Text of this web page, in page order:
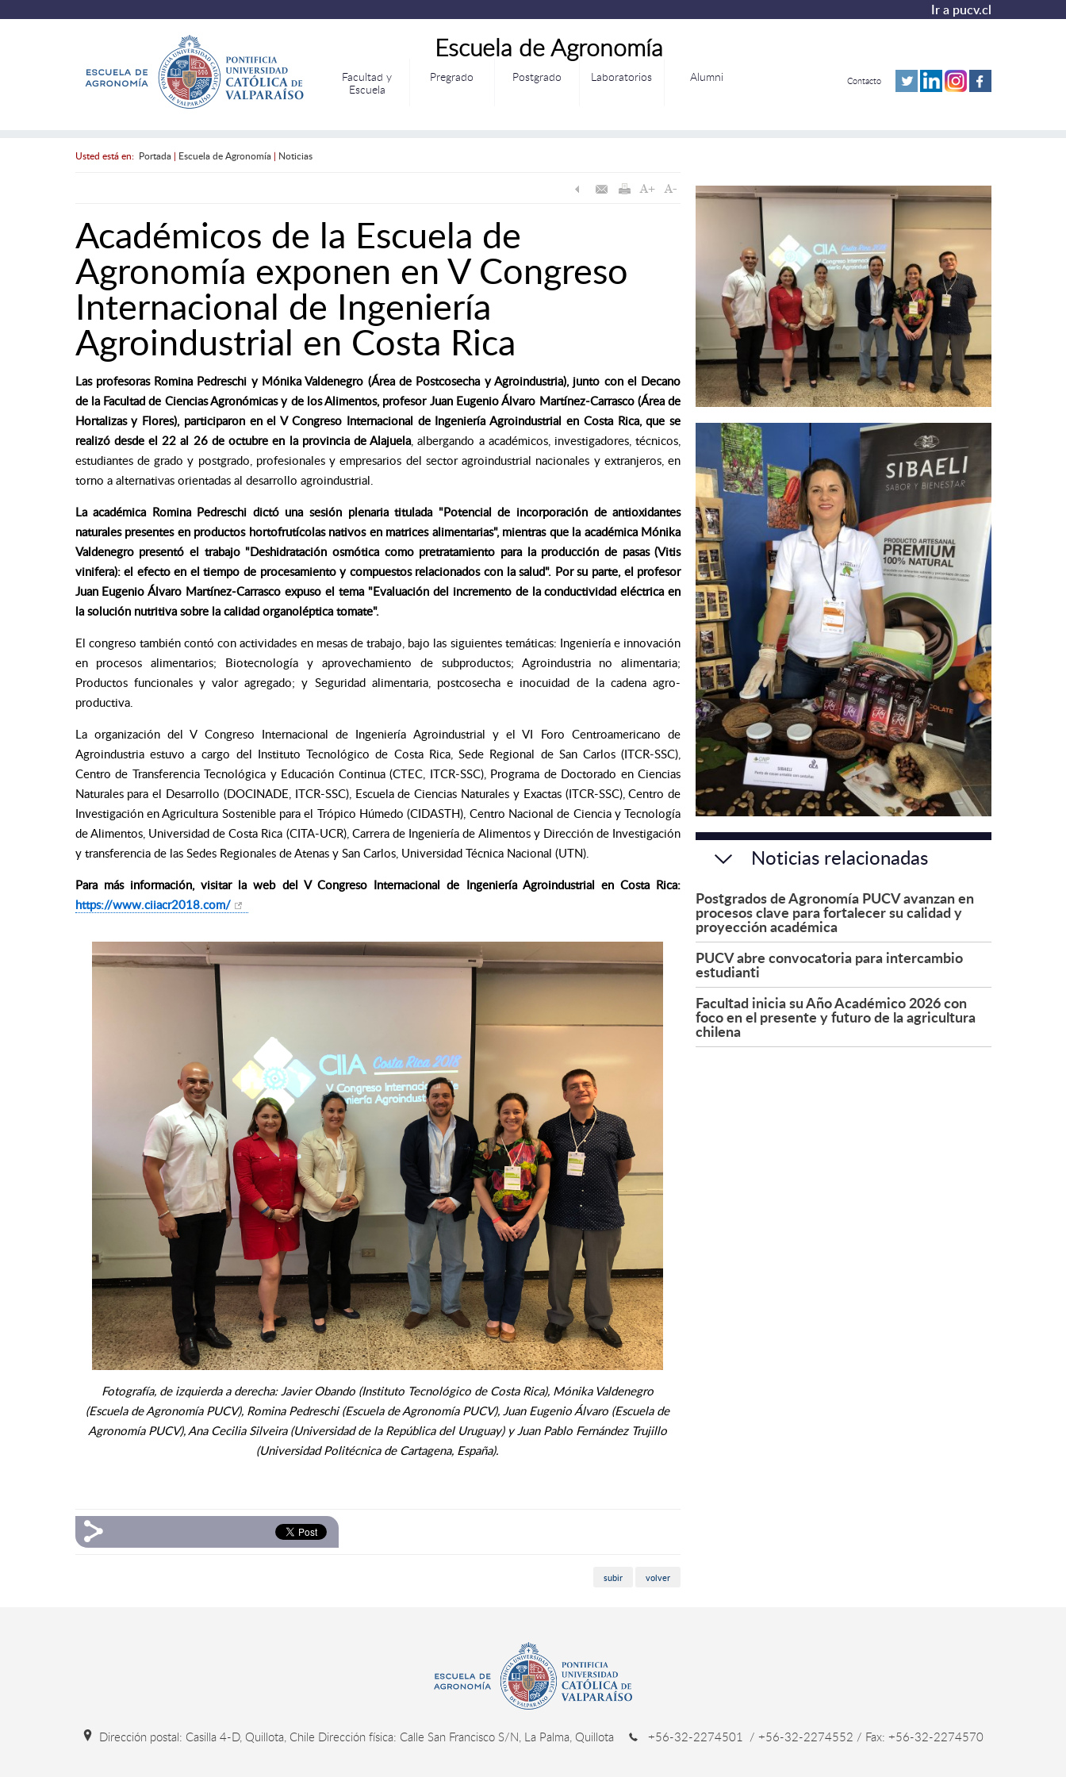
Ir a pucv.cl
Escuela de Agronomía
Facultad y
Escuela
Pregrado Postgrado Laboratorios Alumni Contacto
Usted está en: Portada| Escuela de Agronomía| Noticias
Académicos de la Escuela de
Agronomía exponen en V Congreso
Internacional de Ingeniería
Agroindustrial en Costa Rica
Las profesoras Romina Pedreschi y Mónika Valdenegro (Área de Postcosecha y Agroindustria), junto con el Decano
de la Facultad de Ciencias Agronómicas y de los Alimentos, profesor Juan Eugenio Álvaro Martínez-Carrasco (Área de
Hortalizas y Flores), participaron en el V Congreso Internacional de Ingeniería Agroindustrial en Costa Rica, que se
realizó desde el 22 al 26 de octubre en la provincia de Alajuela, albergando a académicos, investigadores, técnicos,
estudiantes de grado y postgrado, profesionales y empresarios del sector agroindustrial nacionales y extranjeros, en
torno a alternativas orientadas al desarrollo agroindustrial.
La académica Romina Pedreschi dictó una sesión plenaria titulada "Potencial de incorporación de antioxidantes
naturales presentes en productos hortofrutícolas nativos en matrices alimentarias", mientras que la académica Mónika
Valdenegro presentó el trabajo "Deshidratación osmótica como pretratamiento para la producción de pasas (Vitis
vinifera): el efecto en el tiempo de procesamiento y compuestos relacionados con la salud". Por su parte, el profesor
Juan Eugenio Álvaro Martínez-Carrasco expuso el tema "Evaluación del incremento de la conductividad eléctrica en
la solución nutritiva sobre la calidad organoléptica tomate".
El congreso también contó con actividades en mesas de trabajo, bajo las siguientes temáticas: Ingeniería e innovación
en procesos alimentarios; Biotecnología y aprovechamiento de subproductos; Agroindustria no alimentaria;
Productos funcionales y valor agregado; y Seguridad alimentaria, postcosecha e inocuidad de la cadena agro-
productiva.
La organización del V Congreso Internacional de Ingeniería Agroindustrial y el VI Foro Centroamericano de
Agroindustria estuvo a cargo del Instituto Tecnológico de Costa Rica, Sede Regional de San Carlos (ITCR-SSC),
Centro de Transferencia Tecnológica y Educación Continua (CTEC, ITCR-SSC), Programa de Doctorado en Ciencias
Naturales para el Desarrollo (DOCINADE, ITCR-SSC), Escuela de Ciencias Naturales y Exactas (ITCR-SSC), Centro de
Investigación en Agricultura Sostenible para el Trópico Húmedo (CIDASTH), Centro Nacional de Ciencia y Tecnología
de Alimentos, Universidad de Costa Rica (CITA-UCR), Carrera de Ingeniería de Alimentos y Dirección de Investigación
y transferencia de las Sedes Regionales de Atenas y San Carlos, Universidad Técnica Nacional (UTN).
Para más información, visitar la web del V Congreso Internacional de Ingeniería Agroindustrial en Costa Rica:
https://www.ciiacr2018.com/
Fotografía, de izquierda a derecha: Javier Obando (Instituto Tecnológico de Costa Rica), Mónika Valdenegro
(Escuela de Agronomía PUCV), Romina Pedreschi (Escuela de Agronomía PUCV), Juan Eugenio Álvaro (Escuela de
Agronomía PUCV), Ana Cecilia Silveira (Universidad de la República del Uruguay) y Juan Pablo Fernández Trujillo
(Universidad Politécnica de Cartagena, España).
subir volver
Noticias relacionadas
Postgrados de Agronomía PUCV avanzan en
procesos clave para fortalecer su calidad y
proyección académica
PUCV abre convocatoria para intercambio
estudianti
Facultad inicia su Año Académico 2026 con
foco en el presente y futuro de la agricultura
chilena
Dirección postal: Casilla 4-D, Quillota, Chile Dirección física: Calle San Francisco S/N, La Palma, Quillota +56-32-2274501 / +56-32-2274552 / Fax: +56-32-2274570